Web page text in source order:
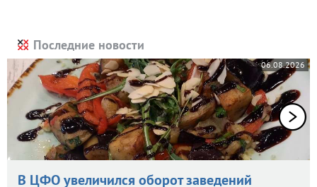
Последние новости
06.08.2026
В ЦФО увеличился оборот заведений